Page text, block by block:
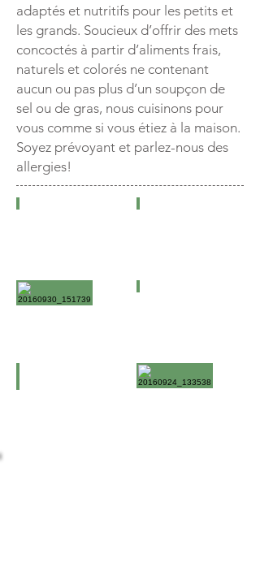
adaptés et nutritifs pour les petits et
les grands. Soucieux d’offrir des mets
concoctés à partir d’aliments frais,
naturels et colorés ne contenant
aucun ou pas plus d’un soupçon de
sel ou de gras, nous cuisinons pour
vous comme si vous étiez à la maison.
Soyez prévoyant et parlez-nous des
allergies!